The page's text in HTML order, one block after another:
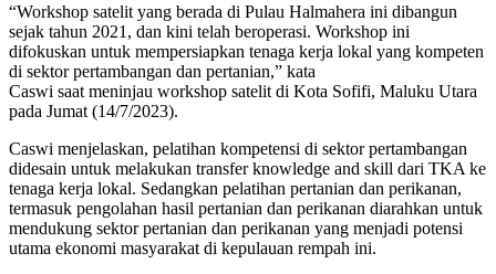
“Workshop satelit yang berada di Pulau Halmahera ini dibangun
sejak tahun 2021, dan kini telah beroperasi. Workshop ini
difokuskan untuk mempersiapkan tenaga kerja lokal yang kompeten
di sektor pertambangan dan pertanian,” kata
Caswi saat meninjau workshop satelit di Kota Sofifi, Maluku Utara
pada Jumat (14/7/2023).
Caswi menjelaskan, pelatihan kompetensi di sektor pertambangan
didesain untuk melakukan transfer knowledge and skill dari TKA ke
tenaga kerja lokal. Sedangkan pelatihan pertanian dan perikanan,
termasuk pengolahan hasil pertanian dan perikanan diarahkan untuk
mendukung sektor pertanian dan perikanan yang menjadi potensi
utama ekonomi masyarakat di kepulauan rempah ini.